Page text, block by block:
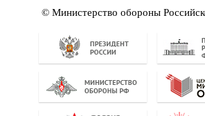
© Министерство обороны